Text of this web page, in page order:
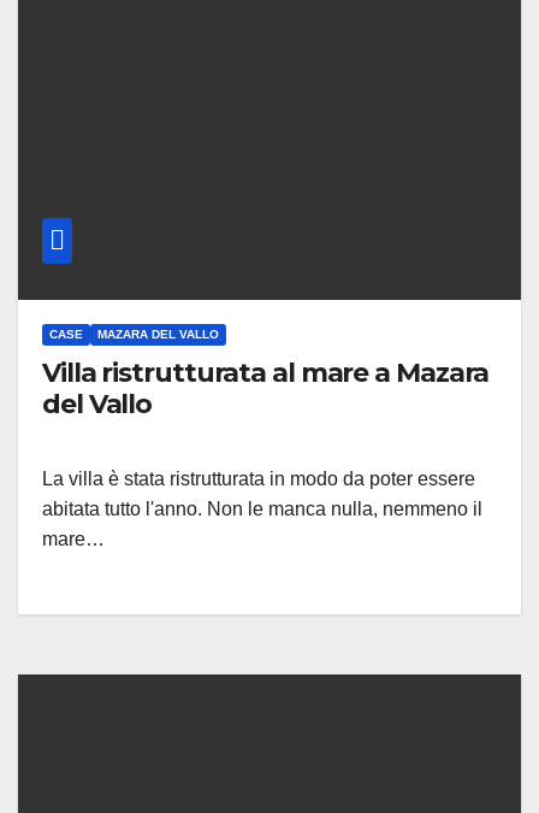
CASE MAZARA DEL VALLO
Villa ristrutturata al mare a Mazara
del Vallo
La villa è stata ristrutturata in modo da poter essere
abitata tutto l'anno. Non le manca nulla, nemmeno il
mare…